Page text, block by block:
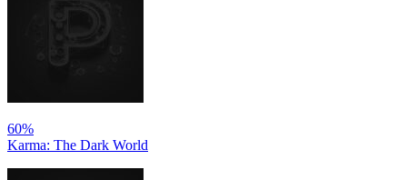
60%
Karma: The Dark World